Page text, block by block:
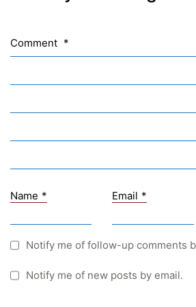
Comment *
Name * Email *
Notify me of follow-up comments
Notify me of new posts by email.
Sprachennetzwerk Graz
Young Science
UID: ATU 629 21 556
Einkäufergr für E-Rechnungen: V45